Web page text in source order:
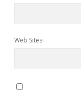
Web Sitesi